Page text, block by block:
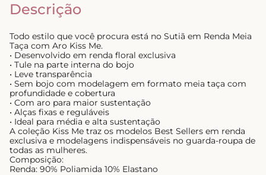
Descrição
Todo estilo que você procura está no Sutiã em Renda Meia
Taça com Aro Kiss Me.
• Desenvolvido em renda floral exclusiva
• Tule na parte interna do bojo
• Leve transparência
• Sem bojo com modelagem em formato meia taça com
profundidade e cobertura
• Com aro para maior sustentação
• Alças fixas e reguláveis
• Ideal para média e alta sustentação
A coleção Kiss Me traz os modelos Best Sellers em renda
exclusiva e modelagens indispensáveis no guarda-roupa de
todas as mulheres.
Composição:
Renda: 90% Poliamida 10% Elastano